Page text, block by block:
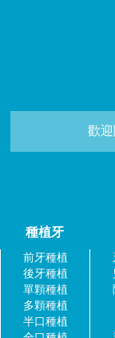
歡
種植牙
前牙種植
後牙種植
單顆種植
多顆種植
半口種植